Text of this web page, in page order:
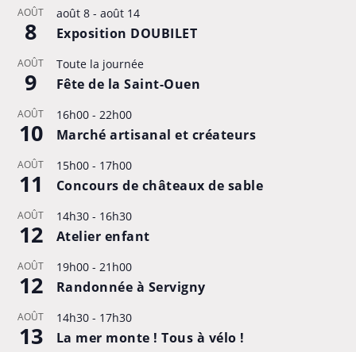
AOÛT
8
août 8- août 14
Exposition DOUBILET
AOÛT
9
Toute la journée
Fête de la Saint-Ouen
AOÛT
10
16h00- 22h00
Marché artisanal et créateurs
AOÛT
11
15h00- 17h00
Concours de châteaux de sable
AOÛT
12
14h30- 16h30
Atelier enfant
AOÛT
12
19h00- 21h00
Randonnée à Servigny
AOÛT
13
14h30- 17h30
La mer monte ! Tous à vélo !